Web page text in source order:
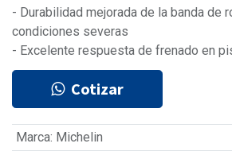
- Durabilidad mejorada de la banda de
condiciones severas
- Excelente respuesta de frenado en
Cotizar
Marca: Michelin